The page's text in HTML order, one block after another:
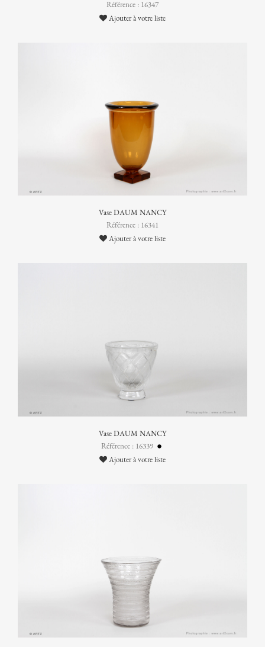
Référence : 16347
Ajouter à votre liste
Vase DAUM NANCY
Référence : 16341
Ajouter à votre liste
Vase DAUM NANCY
Référence : 16339
Ajouter à votre liste